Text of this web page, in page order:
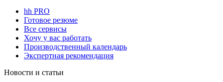
hh PRO
Готовое резюме
Все сервисы
Хочу у вас работать
Производственный календарь
Экспертная рекомендация
Новости и статьи